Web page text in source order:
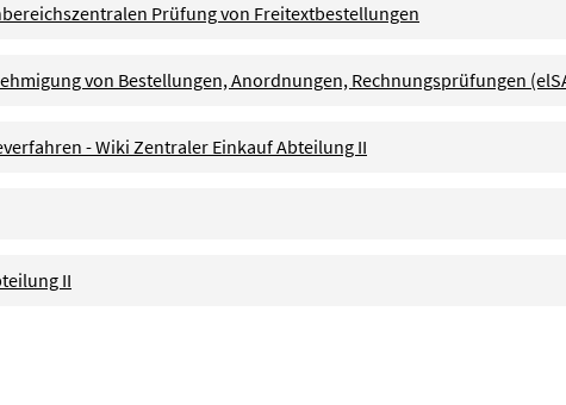
Prüfung von Freitextbestellungen
von Bestellungen, Anordnungen, Rechnungsprüfungen
- Wiki Zentraler Einkauf Abteilung II
II